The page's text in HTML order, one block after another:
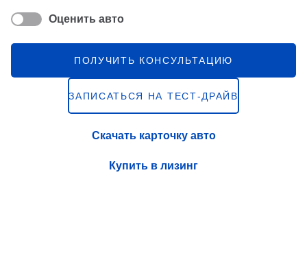
Оценить авто
ПОЛУЧИТЬ КОНСУЛЬТАЦИЮ
ЗАПИСАТЬСЯ НА ТЕСТ-ДРАЙВ
Скачать карточку авто
Купить в лизинг